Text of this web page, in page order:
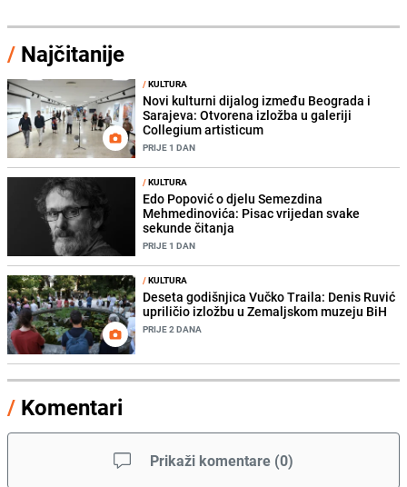
/ Najčitanije
/KULTURA
Novi kulturni dijalog između Beograda i
Sarajeva: Otvorena izložba u galeriji
Collegium artisticum
PRIJE 1 DAN
/KULTURA
Edo Popović o djelu Semezdina
Mehmedinovića: Pisac vrijedan svake
sekunde čitanja
PRIJE 1 DAN
/KULTURA
Deseta godišnjica Vučko Traila: Denis Ruvić
upriličio izložbu u Zemaljskom muzeju BiH
PRIJE 2 DANA
/ Komentari
Prikaži komentare (0)